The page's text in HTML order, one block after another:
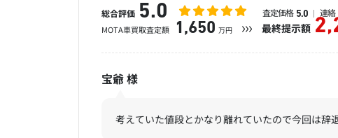
総合評価 5.0 査定価格 5.0 連絡
MOTA車買取査定額 1,650 万円 最終提示額
宝爺様
考えていた値段とかなり離れていたので今回は辞